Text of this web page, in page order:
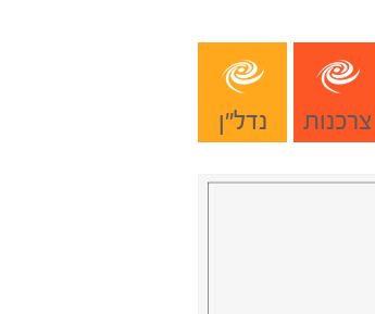
צרכנות נדל"ן